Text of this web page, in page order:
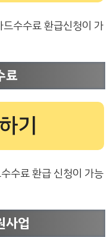
수수료 환급신청이 가
료
기
수료 환급 신청이 가능
사업